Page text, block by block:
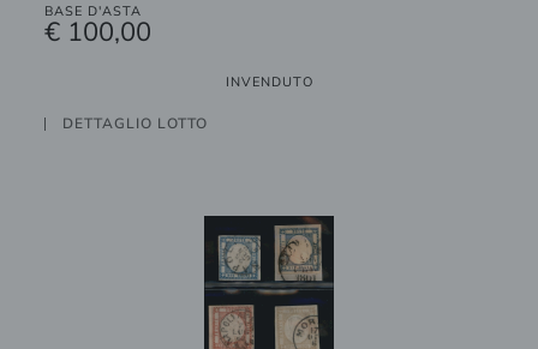
BASE D'ASTA
€ 100,00
INVENDUTO
DETTAGLIO LOTTO